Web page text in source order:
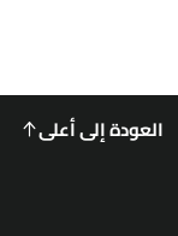
العودة إلى أعلى